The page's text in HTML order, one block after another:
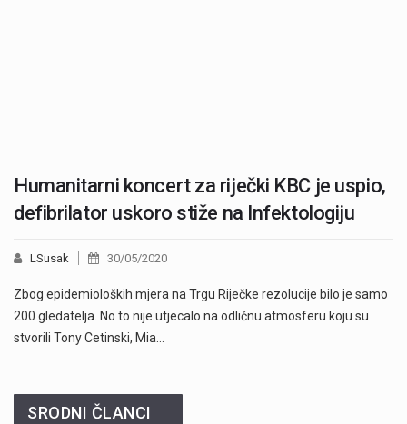
Humanitarni koncert za riječki KBC je uspio,
defibrilator uskoro stiže na Infektologiju
LSusak 30/05/2020
Zbog epidemioloških mjera na Trgu Riječke rezolucije bilo je samo
200 gledatelja. No to nije utjecalo na odličnu atmosferu koju su
stvorili Tony Cetinski, Mia…
SRODNI ČLANCI